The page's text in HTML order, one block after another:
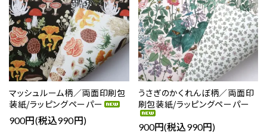
マッシュルーム柄／両面印刷包
装紙/ラッピングペーパー
900円(税込990円)
うさぎのかくれんぼ柄／両面印
刷包装紙/ラッピングペーパー
900円(税込990円)